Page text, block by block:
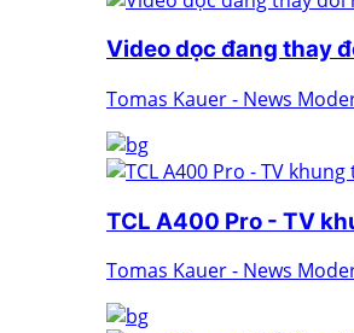
Video dọc đang thay
Tomas Kauer - News
TCL A400 Pro - TV
Tomas Kauer - News